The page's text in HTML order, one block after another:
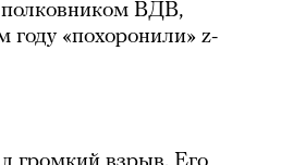
полковником ВДВ,
году «похоронили» z-